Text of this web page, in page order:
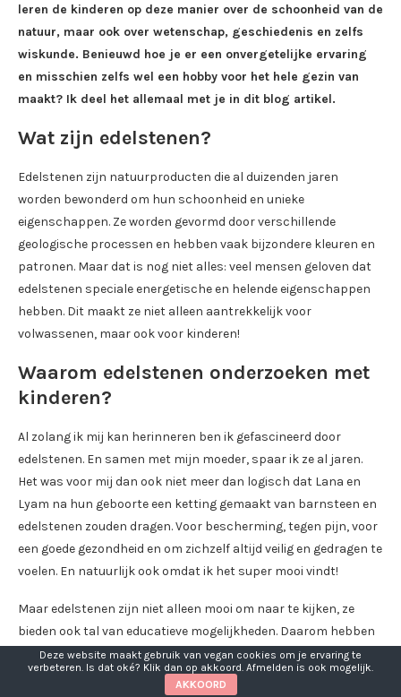
leren de kinderen op deze manier over de schoonheid van de
natuur, maar ook over wetenschap, geschiedenis en zelfs
wiskunde. Benieuwd hoe je er een onvergetelijke ervaring
en misschien zelfs wel een hobby voor het hele gezin van
maakt? Ik deel het allemaal met je in dit blog artikel.
Wat zijn edelstenen?
Edelstenen zijn natuurproducten die al duizenden jaren
worden bewonderd om hun schoonheid en unieke
eigenschappen. Ze worden gevormd door verschillende
geologische processen en hebben vaak bijzondere kleuren en
patronen. Maar dat is nog niet alles: veel mensen geloven dat
edelstenen speciale energetische en helende eigenschappen
hebben. Dit maakt ze niet alleen aantrekkelijk voor
volwassenen, maar ook voor kinderen!
Waarom edelstenen onderzoeken met
kinderen?
Al zolang ik mij kan herinneren ben ik gefascineerd door
edelstenen. En samen met mijn moeder, spaar ik ze al jaren.
Het was voor mij dan ook niet meer dan logisch dat Lana en
Lyam na hun geboorte een ketting gemaakt van barnsteen en
edelstenen zouden dragen. Voor bescherming, tegen pijn, voor
een goede gezondheid en om zichzelf altijd veilig en gedragen te
voelen. En natuurlijk ook omdat ik het super mooi vindt!
Maar edelstenen zijn niet alleen mooi om naar te kijken, ze
bieden ook tal van educatieve mogelijkheden. Daarom hebben
wij van het edelstenen onderzoeken met kinderen nu niet
alleen een hobby gemaakt maar ook een vak die zij tijdens hun
Deze website maakt gebruik van vegan cookies om je ervaring te
verbeteren. Is dat oké? Klik dan op akkoord. Afmelden is ook mogelijk.
AKKOORD